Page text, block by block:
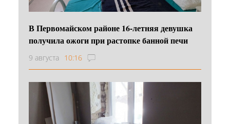
В Первомайском районе 16‑летняя девушка
получила ожоги при растопке банной печи
9 августа 10:16